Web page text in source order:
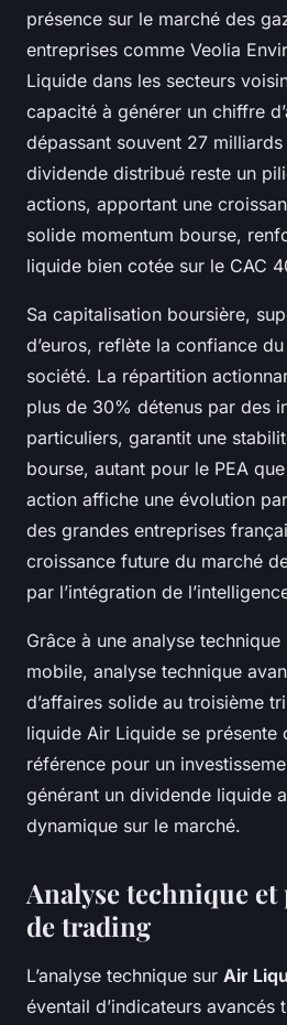
présence sur le marché des
entreprises comme Veolia
Liquide dans les secteurs
capacité à générer un chiffre
dépassant souvent 27 milliards
dividende distribué reste un
actions, apportant une
solide momentum bourse,
liquide bien cotée sur le CAC
Sa capitalisation boursière,
d’euros, reflète la confiance
société. La répartition
plus de 30% détenus par des
particuliers, garantit une
bourse, autant pour le PEA
action affiche une évolution
des grandes entreprises
croissance future du marché
par l’intégration de
Grâce à une analyse
mobile, analyse technique
d’affaires solide au troisième
liquide Air Liquide se présente
référence pour un
générant un dividende liquide
dynamique sur le marché.
Analyse technique et
de trading
L’analyse technique sur Air
éventail d’indicateurs avancés